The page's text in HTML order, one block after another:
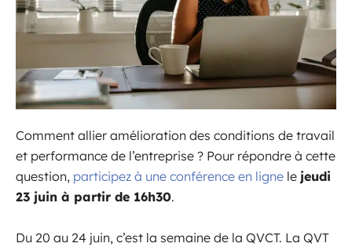
Comment allier amélioration des conditions de travail
et performance de l’entreprise ? Pour répondre à cette
question, participez à une conférence en ligne le jeudi
23 juin à partir de 16h30.
Du 20 au 24 juin, c’est la semaine de la QVCT. La QVT